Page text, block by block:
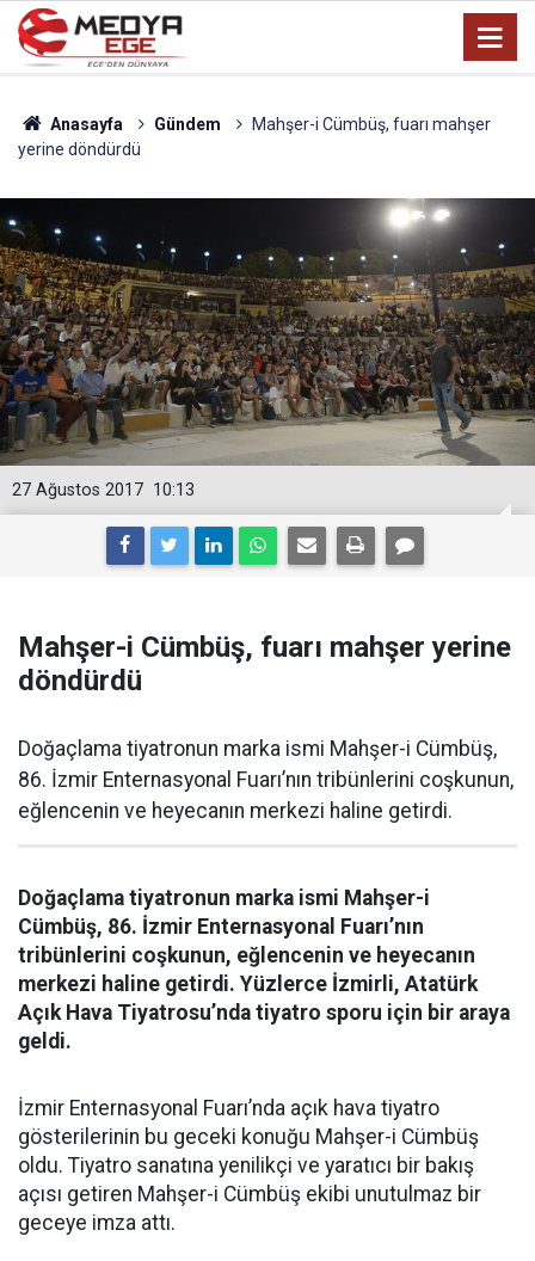
Anasayfa Gündem
Mahşer-i Cümbüş, fuarı mahşer
yerine döndürdü
10:13
27 Ağustos 2017
Mahşer-i Cümbüş, fuarı mahşer yerine
döndürdü
Doğaçlama tiyatronun marka ismi Mahşer-i Cümbüş,
86. İzmir Enternasyonal Fuarı’nın tribünlerini coşkunun,
eğlencenin ve heyecanın merkezi haline getirdi.
Doğaçlama tiyatronun marka ismi Mahşer-i
Cümbüş, 86. İzmir Enternasyonal Fuarı’nın
tribünlerini coşkunun, eğlencenin ve heyecanın
merkezi haline getirdi. Yüzlerce İzmirli, Atatürk
Açık Hava Tiyatrosu’nda tiyatro sporu için bir araya
geldi.
İzmir Enternasyonal Fuarı’nda açık hava tiyatro
gösterilerinin bu geceki konuğu Mahşer-i Cümbüş
oldu. Tiyatro sanatına yenilikçi ve yaratıcı bir bakış
açısı getiren Mahşer-i Cümbüş ekibi unutulmaz bir
geceye imza attı.